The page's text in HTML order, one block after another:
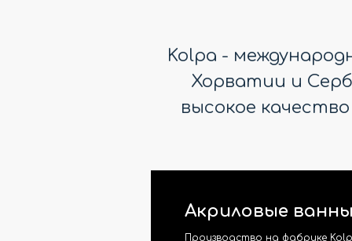
Kolpa -
Хорватии и
высокое
Акриловые
Производство на фабрике